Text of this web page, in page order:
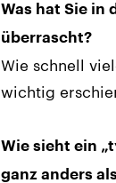
Was hat Sie in
überrascht?
Wie schnell
wichtig
Wie sieht ein
ganz anders